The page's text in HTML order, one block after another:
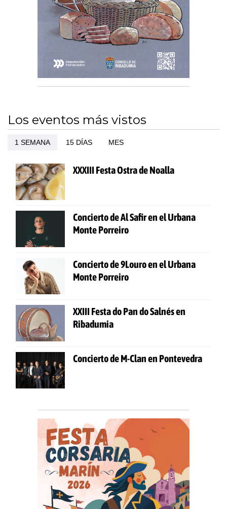
Los eventos más vistos
1 SEMANA 15 DÍAS MES
XXXIII Festa Ostra de Noalla
Concierto de Al Safir en el Urbana
Monte Porreiro
Concierto de 9Louro en el Urbana
Monte Porreiro
XXIII Festa do Pan do Salnés en
Ribadumia
Concierto de M-Clan en Pontevedra